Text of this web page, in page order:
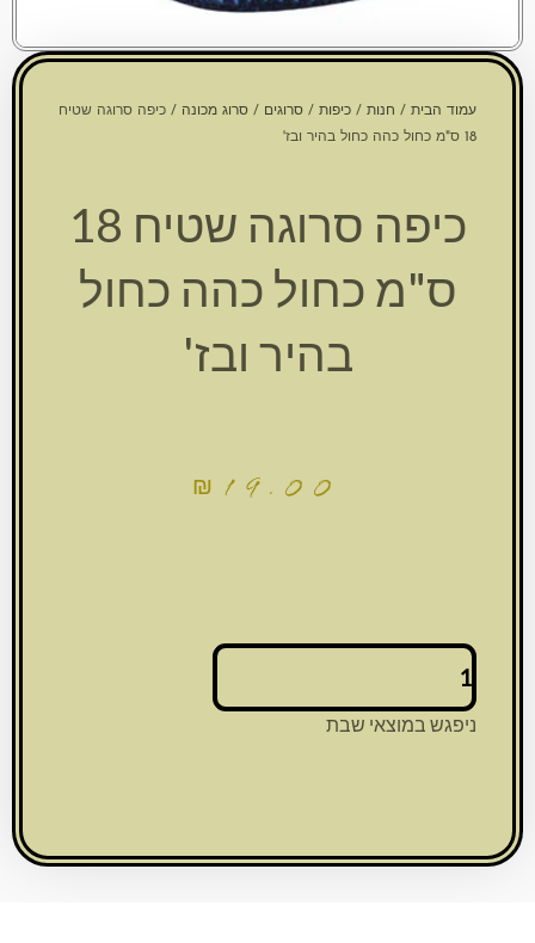
עמוד הבית / חנות / כיפות / סרוגים / סרוג מכונה / כיפה סרוגה שטיח
18 ס"מ כחול כהה כחול בהיר ובז'
כיפה סרוגה שטיח 18
ס"מ כחול כהה כחול
בהיר ובז'
₪ 19.00
כמות
של
כיפה
סרוגה
כהה
ניפגש במוצאי שבת